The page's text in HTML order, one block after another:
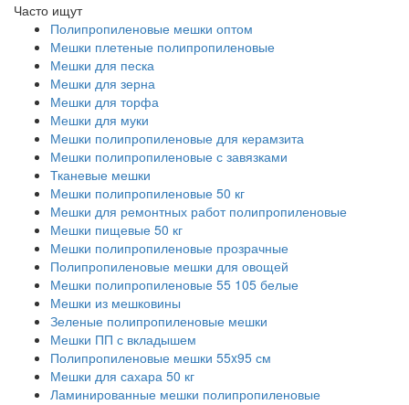
Часто ищут
Полипропиленовые мешки оптом
Мешки плетеные полипропиленовые
Мешки для песка
Мешки для зерна
Мешки для торфа
Мешки для муки
Мешки полипропиленовые для керамзита
Мешки полипропиленовые с завязками
Тканевые мешки
Мешки полипропиленовые 50 кг
Мешки для ремонтных работ полипропиленовые
Мешки пищевые 50 кг
Мешки полипропиленовые прозрачные
Полипропиленовые мешки для овощей
Мешки полипропиленовые 55 105 белые
Мешки из мешковины
Зеленые полипропиленовые мешки
Мешки ПП с вкладышем
Полипропиленовые мешки 55x95 см
Мешки для сахара 50 кг
Ламинированные мешки полипропиленовые